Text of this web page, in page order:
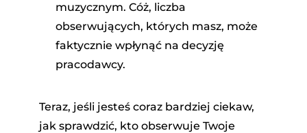
muzycznym. Cóż, liczba
obserwujących, których masz, może
faktycznie wpłynąć na decyzję
pracodawcy.
Teraz, jeśli jesteś coraz bardziej ciekaw,
jak sprawdzić, kto obserwuje Twoje